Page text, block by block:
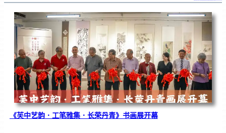
国
学
院
到
访
中
分
享
青
年
领
袖
素
质
讲
座
《芙中艺韵．工笔雅集．长荣丹青》书画展开幕